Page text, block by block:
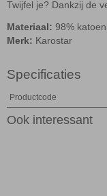
Twijfel je? Dankzij de
Materiaal: 98%
Merk: Karostar
Specificaties
Productcode
Ook interessant